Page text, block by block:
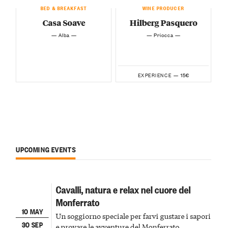
BED & BREAKFAST
Casa Soave
— Alba —
WINE PRODUCER
Hilberg Pasquero
— Priocca —
EXPERIENCE — 15€
UPCOMING EVENTS
10 MAY
30 SEP
Cavalli, natura e relax nel cuore del
Monferrato
Un soggiorno speciale per farvi gustare i sapori